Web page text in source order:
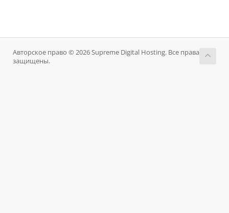
Авторское право © 2026 Supreme Digital Hosting. Все права
защищены.